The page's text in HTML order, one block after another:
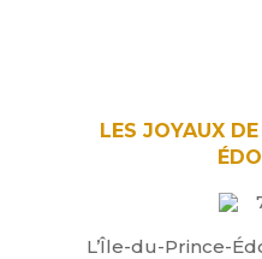
LES JOYAUX
L’Île-du-Prince-